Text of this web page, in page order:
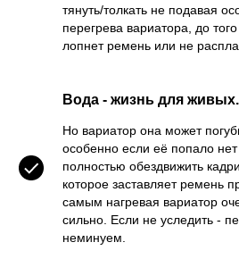
тянуть/толкать не подавая
перегрева вариатора, до
лопнет ремень или не
Вода - жизнь для
Но вариатор она может
особенно если её попало
полностью обездвижить
которое заставляет ремень
самым нагревая вариатор
сильно. Если не уследить -
неминуем.